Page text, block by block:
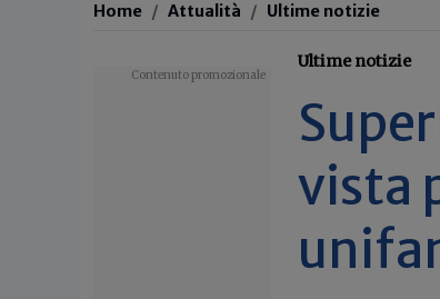
Home Attualità Ultime notizie
Ultime notizie
vista